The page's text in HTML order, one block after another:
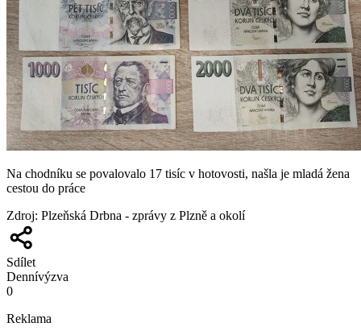
Na chodníku se povalovalo 17 tisíc v hotovosti, našla je mladá žena
cestou do práce
Zdroj: Plzeňská Drbna - zprávy z Plzně a okolí
Sdílet
Dennívýzva
0
Reklama